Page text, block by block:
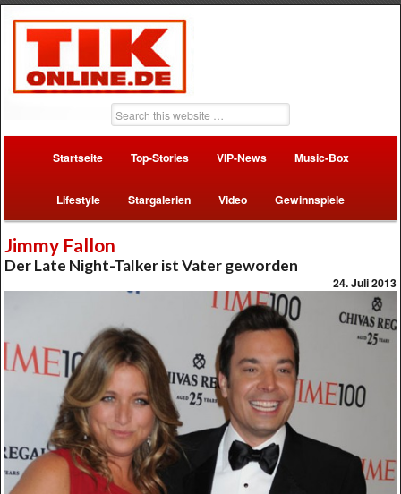
Startseite Top-Stories VIP-News Music-Box
Lifestyle Stargalerien Video Gewinnspiele
Jimmy Fallon
Der Late Night-Talker ist Vater geworden
24. Juli 2013